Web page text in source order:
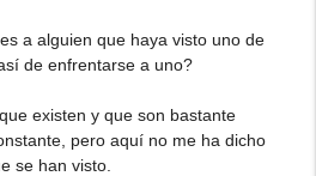
a alguien que haya visto uno de
de enfrentarse a uno?
existen y que son bastante
pero aquí no me ha dicho
se han visto.